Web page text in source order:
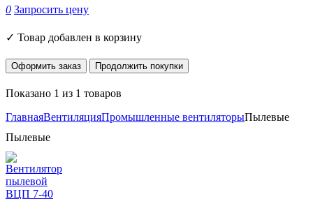
0 Запросить цену
✓ Товар добавлен в корзину
Оформить заказ Продолжить покупки
Показано 1 из 1 товаров
ГлавнаяВентиляцияПромышленные вентиляторыПылевые
Пылевые